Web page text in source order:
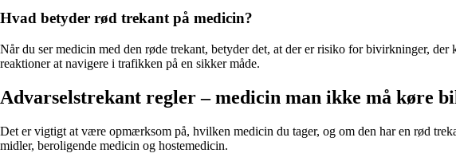
Hvad betyder rød trekant på medicin?
Når du ser medicin med den røde trekant, betyder det, at der er risiko for bivirkninger,
reaktioner at navigere i trafikken på en sikker måde.
Advarselstrekant regler – medicin man ikke må køre
Det er vigtigt at være opmærksom på, hvilken medicin du tager, og om den har en rød
midler, beroligende medicin og hostemedicin.